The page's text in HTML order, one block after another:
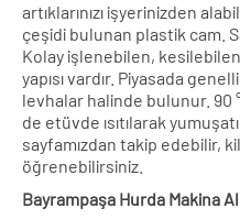
artıklarınızı işyerinizden
çeşidi bulunan plastik cam.
Kolay işlenebilen,
yapısı vardır. Piyasada
levhalar halinde bulunur. 90
de etüvde ısıtılarak
sayfamızdan takip edebilir,
öğrenebilirsiniz.
Bayrampaşa Hurda Makina